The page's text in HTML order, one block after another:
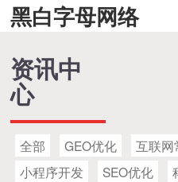
黑白字母网络
资讯中
心
全部 GEO优化 互联网
小程序开发
SEO优化